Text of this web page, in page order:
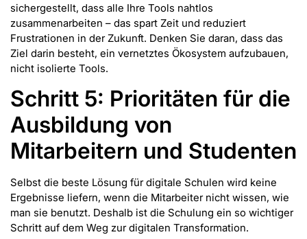
sichergestellt, dass alle Ihre Tools nahtlos
zusammenarbeiten – das spart Zeit und reduziert
Frustrationen in der Zukunft. Denken Sie daran, dass das
Ziel darin besteht, ein vernetztes Ökosystem aufzubauen,
nicht isolierte Tools.
Schritt 5: Prioritäten für die
Ausbildung von
Mitarbeitern und Studenten
Selbst die beste Lösung für digitale Schulen wird keine
Ergebnisse liefern, wenn die Mitarbeiter nicht wissen, wie
man sie benutzt. Deshalb ist die Schulung ein so wichtiger
Schritt auf dem Weg zur digitalen Transformation.